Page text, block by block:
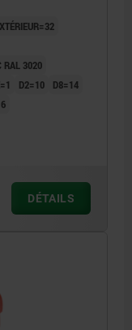
RAL 3020
D2=10
D8=14
DÉTAILS